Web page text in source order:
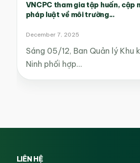
VNCPC tham gia tập huấn, cập
pháp luật về môi trường...
December 7, 2025
Sáng 05/12, Ban Quản lý Khu
Ninh phối hợp…
LIÊN HỆ